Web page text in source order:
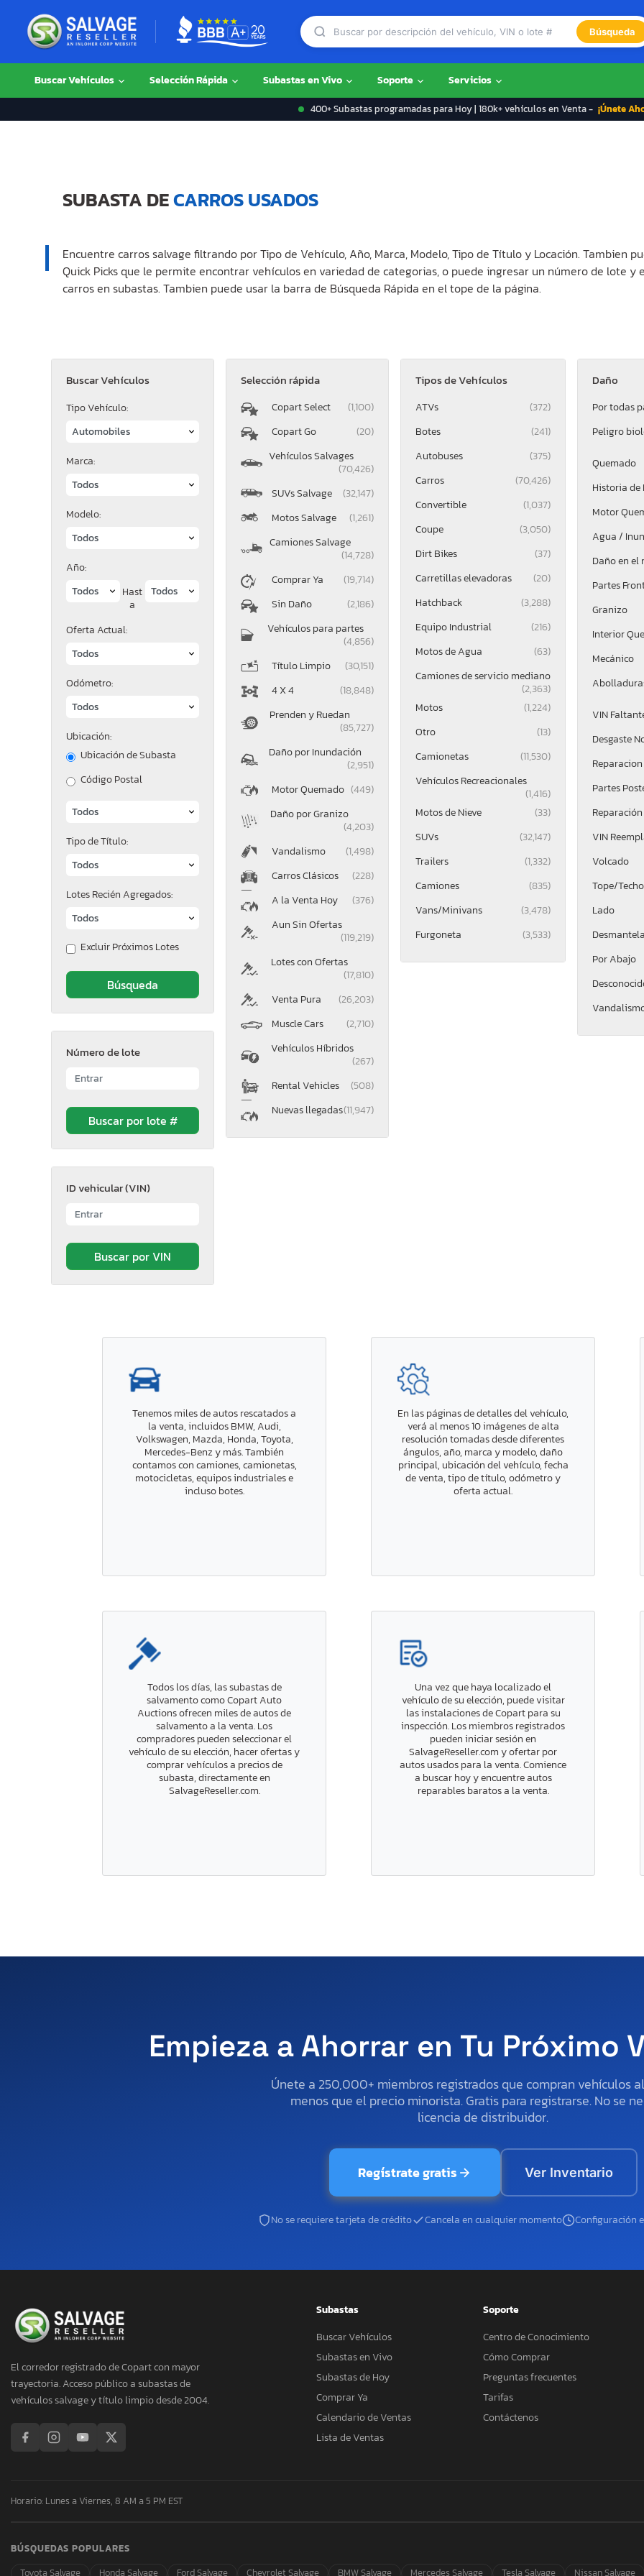
Búsqueda
Buscar Vehículos Selección Rápida Subastas en Vivo Soporte Servicios
400+ Subastas programadas para Hoy | 180k+ vehículos en Venta - ¡Únete
SUBASTA DECARROS USADOS
Encuentre carros salvage filtrando por Tipo de Vehículo, Año, Marca, Modelo, Tipo de Título y Locación. Tambien
Quick Picks que le permite encontrar vehículos en variedad de categorias, o puede ingresar un número de lote y
carros en subastas. Tambien puede usar la barra de Búsqueda Rápida en el tope de la página.
Buscar Vehículos
Tipo Vehículo:
Año:
Hast
a
Marca:
Modelo:
Oferta Actual:
Odómetro:
Ubicación:
Ubicación de Subasta
Código Postal
Tipo de Título:
Lotes Recién Agregados:
Excluir Próximos Lotes
Número de lote
ID vehicular (VIN)
Selección rápida
Copart Select
(1,100)
Copart Go
(20)
Vehículos Salvages
(70,426)
SUVs Salvage
(32,147)
Motos Salvage
(1,261)
Camiones Salvage
(14,728)
Comprar Ya
(19,714)
Sin Daño
(2,186)
Vehículos para partes
(4,856)
Título Limpio
(30,151)
4 X 4
(18,848)
Prenden y Ruedan
(85,727)
Daño por Inundación
(2,951)
Motor Quemado (449)
Daño por Granizo
(4,203)
Vandalismo
(1,498)
Carros Clásicos
(228)
A la Venta Hoy
(376)
Aun Sin Ofertas
(119,219)
Lotes con Ofertas
(17,810)
Venta Pura
(26,203)
Muscle Cars
(2,710)
Vehículos Híbridos
(267)
Rental Vehicles
(508)
Nuevas llegadas(11,947)
Tipos de Vehículos
ATVs
(372)
Botes
(241)
Autobuses
(375)
Carros
(70,426)
Convertible
(1,037)
Coupe
(3,050)
Dirt Bikes
(37)
Carretillas elevadoras
(20)
Hatchback
(3,288)
Equipo Industrial
(216)
Motos de Agua
(63)
Camiones de servicio mediano
(2,363)
Motos
(1,224)
Otro
(13)
Camionetas
(11,530)
Vehículos Recreacionales
(1,416)
Motos de Nieve
(33)
SUVs
(32,147)
Trailers
(1,332)
Camiones
(835)
Vans/Minivans
(3,478)
Furgoneta
(3,533)
Daño
Por todas
Peligro
Quemado
Historia de
Motor
Agua /
Daño en el
Partes
Granizo
Interior
Mecánico
VIN
Desgaste
Partes
VIN
Volcado
Tope/Techo
Lado
Por Abajo
Tenemos miles de autos rescatados a
la venta, incluidos BMW, Audi,
Volkswagen, Mazda, Honda, Toyota,
Mercedes-Benz y más. También
contamos con camiones, camionetas,
motocicletas, equipos industriales e
incluso botes.
En las páginas de detalles del vehículo,
verá al menos 10 imágenes de alta
resolución tomadas desde diferentes
ángulos, año, marca y modelo, daño
principal, ubicación del vehículo, fecha
de venta, tipo de título, odómetro y
oferta actual.
Todos los días, las subastas de
salvamento como Copart Auto
Auctions ofrecen miles de autos de
salvamento a la venta. Los
compradores pueden seleccionar el
vehículo de su elección, hacer ofertas y
comprar vehículos a precios de
subasta, directamente en
SalvageReseller.com.
Una vez que haya localizado el
vehículo de su elección, puede visitar
las instalaciones de Copart para su
inspección. Los miembros registrados
pueden iniciar sesión en
SalvageReseller.com y ofertar por
autos usados para la venta. Comience
a buscar hoy y encuentre autos
reparables baratos a la venta.
Empieza a Ahorrar en Tu Próximo
Únete a 250,000+ miembros registrados que compran vehículos
menos que el precio minorista. Gratis para registrarse. No se
licencia de distribuidor.
Regístrate gratis Ver Inventario
No se requiere tarjeta de crédito Cancela en cualquier momento Configuración
El corredor registrado de Copart con mayor
trayectoria. Acceso público a subastas de
vehículos salvage y título limpio desde 2004.
Subastas
Buscar Vehículos
Subastas en Vivo
Subastas de Hoy
Comprar Ya
Calendario de Ventas
Lista de Ventas
Soporte
Centro de Conocimiento
Cómo Comprar
Preguntas frecuentes
Tarifas
Contáctenos
Horario: Lunes a Viernes, 8 AM a 5 PM EST
BÚSQUEDAS POPULARES
Toyota Salvage
Honda Salvage Ford Salvage Chevrolet Salvage BMW Salvage Mercedes Salvage Tesla Salvage Nissan Salvage